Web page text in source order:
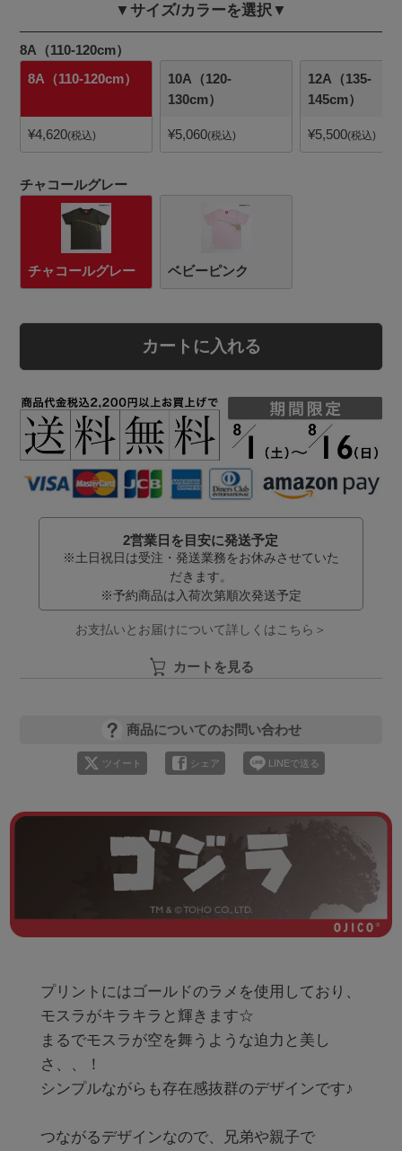
▼サイズ/カラーを選択▼
8A（110-120cm）
8A（110-120cm）
¥4,620 税込
10A（120-
130cm）
¥5,060 税込
12A（135-
145cm）
¥5,500 税込
チャコールグレー
チャコールグレー ベビーピンク
カートに入れる
2営業日を目安に発送予定
※土日祝日は受注・発送業務をお休みさせていた
だきます。
※予約商品は入荷次第順次発送予定
お支払いとお届けについて詳しくはこちら＞
カートを見る
商品についてのお問い合わせ
ツイート シェア LINEで送る
プリントにはゴールドのラメを使用しており、
モスラがキラキラと輝きます☆
まるでモスラが空を舞うような迫力と美し
さ、、！
シンプルながらも存在感抜群のデザインです♪
つながるデザインなので、兄弟や親子で